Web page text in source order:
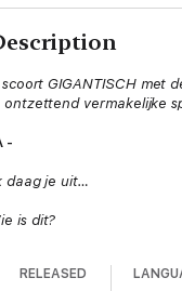
GIGANTISCH met
vermakelijke
-
daag je uit…
is dit?
precies weet wie
RELEASED